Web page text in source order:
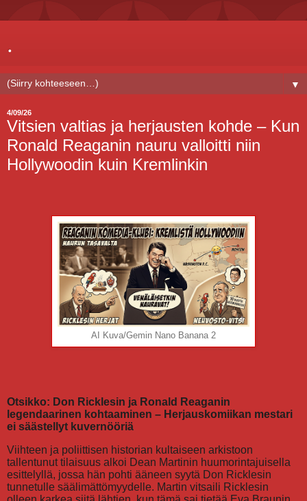
.
▼
4/09/26
Vitsien valtias ja herjausten kohde – Kun
Ronald Reaganin nauru valloitti niin
Hollywoodin kuin Kremlinkin
AI Kuva/Gemin Nano Banana 2
Otsikko: Don Ricklesin ja Ronald Reaganin
legendaarinen kohtaaminen – Herjauskomiikan mestari
ei säästellyt kuvernööriä
Viihteen ja poliittisen historian kultaiseen arkistoon
tallentunut tilaisuus alkoi Dean Martinin huumorintajuisella
esittelyllä, jossa hän pohti ääneen syytä Don Ricklesin
tunnetulle säälimättömyydelle. Martin vitsaili Ricklesin